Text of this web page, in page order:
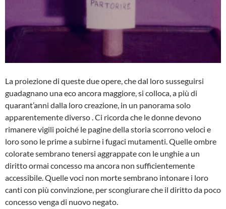
La proiezione di queste due opere, che dal loro susseguirsi
guadagnano una eco ancora maggiore, si colloca, a più di
quarant’anni dalla loro creazione, in un panorama solo
apparentemente diverso . Ci ricorda che le donne devono
rimanere vigili poiché le pagine della storia scorrono veloci e
loro sono le prime a subirne i fugaci mutamenti. Quelle ombre
colorate sembrano tenersi aggrappate con le unghie a un
diritto ormai concesso ma ancora non sufficientemente
accessibile. Quelle voci non morte sembrano intonare i loro
canti con più convinzione, per scongiurare che il diritto da poco
concesso venga di nuovo negato.